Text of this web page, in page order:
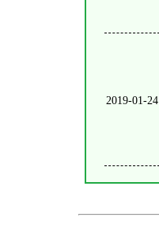
2019-01-24